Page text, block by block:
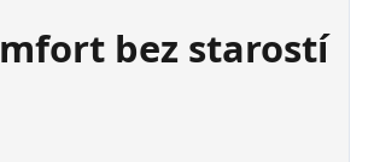
bez starostí